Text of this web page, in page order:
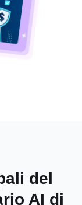
del
AI di